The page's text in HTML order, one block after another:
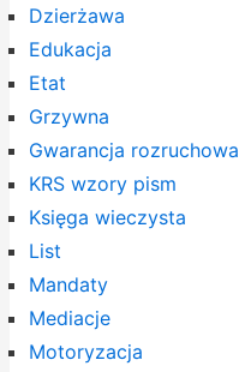
Dzierżawa
Edukacja
Etat
Grzywna
Gwarancja rozruchowa
KRS wzory pism
Księga wieczysta
List
Mandaty
Mediacje
Motoryzacja